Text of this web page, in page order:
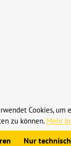
Landtechnik
Cookies, um
zu können. Mehr
Nur